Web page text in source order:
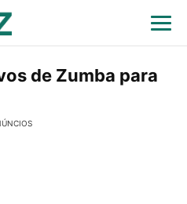
de Zumba para